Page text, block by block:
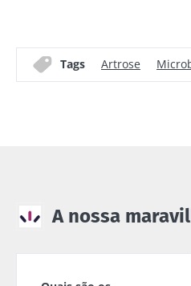
Tags Artrose
A nossa